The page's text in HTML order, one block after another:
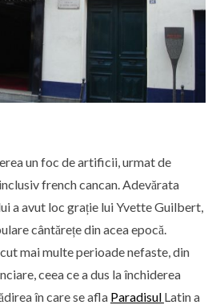
un foc de artificii, urmat de
french cancan. Adevărata
a avut loc grație lui Yvette Guilbert,
cântărețe din acea epocă.
mai multe perioade nefaste, din
ceea ce a dus la închiderea
în care se afla Paradisul Latin a